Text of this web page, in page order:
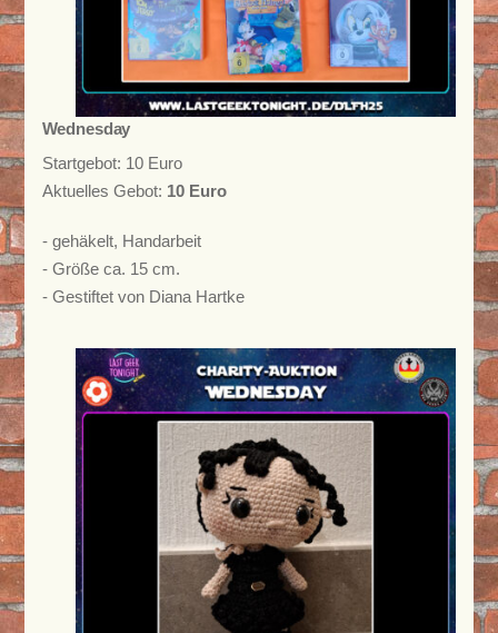
Wednesday
Startgebot: 10 Euro
Aktuelles Gebot: 10 Euro
- gehäkelt, Handarbeit
- Größe ca. 15 cm.
- Gestiftet von Diana Hartke